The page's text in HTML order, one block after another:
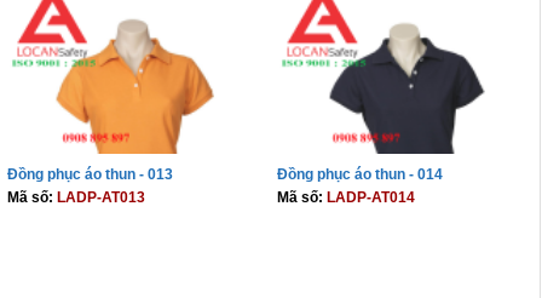
Đồng phục áo thun - 013
Mã số: LADP-AT013
Đồng phục áo thun - 014
Mã số: LADP-AT014